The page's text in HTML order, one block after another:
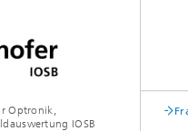
Optronik,
IOSB